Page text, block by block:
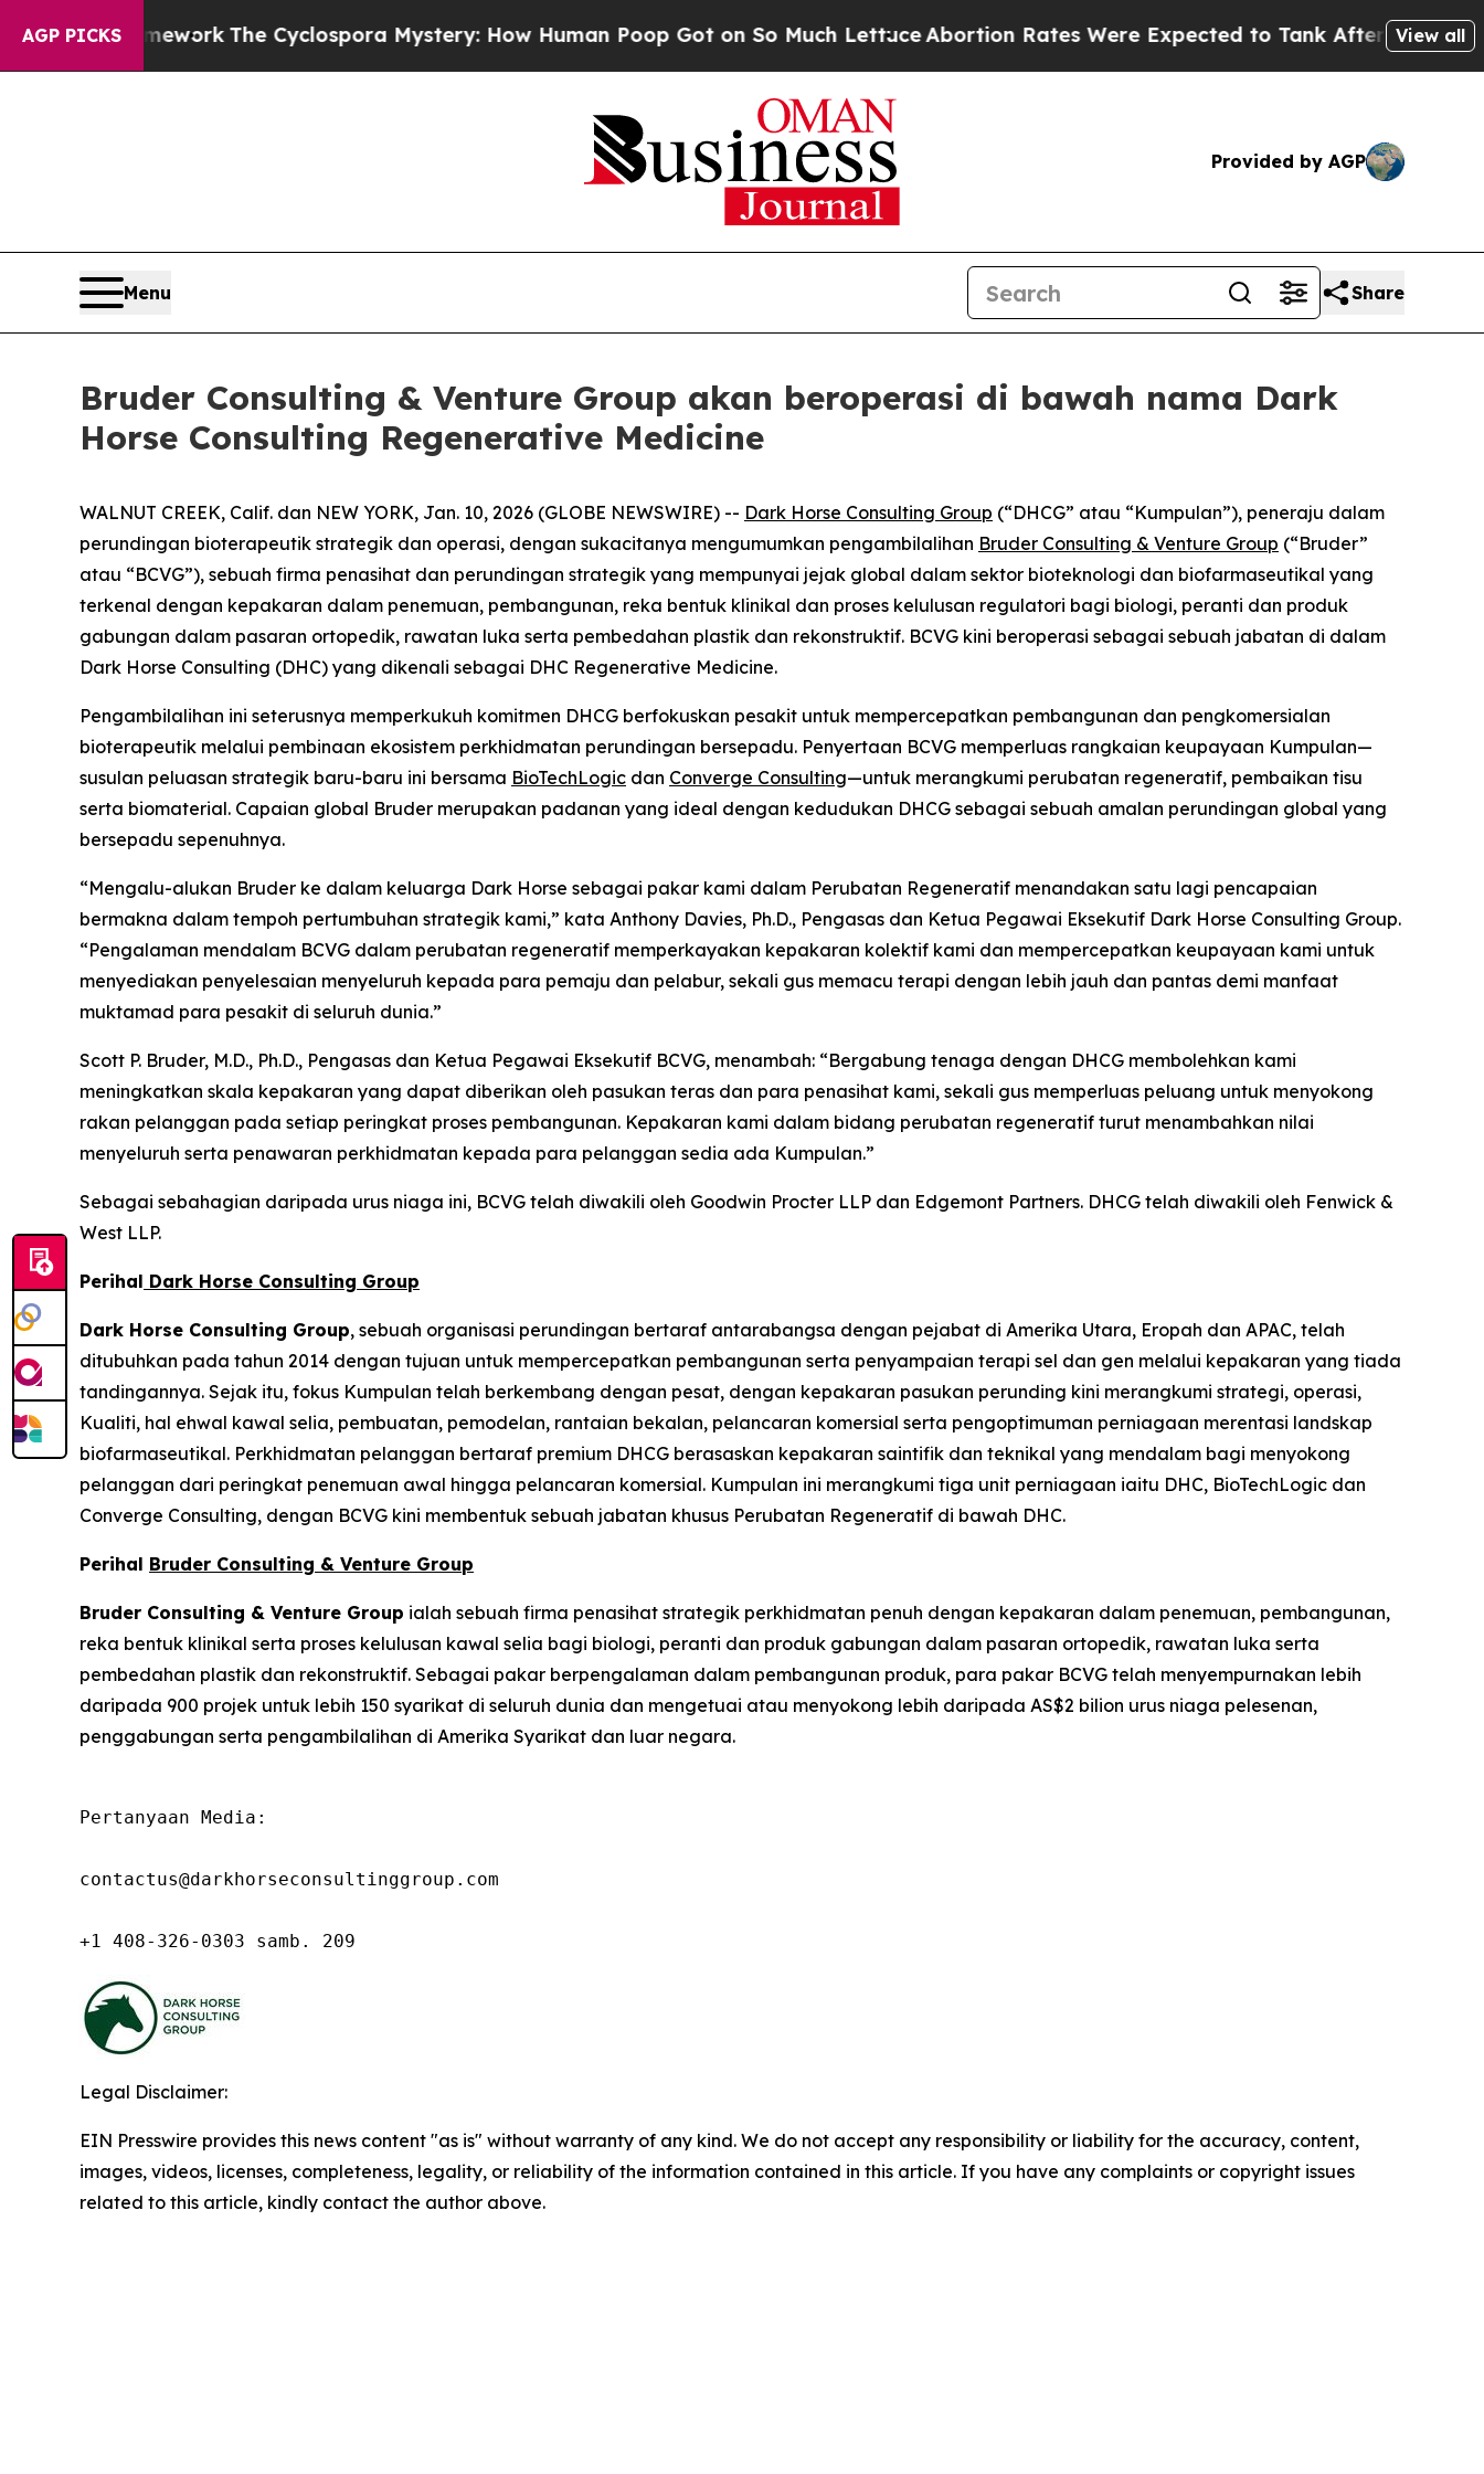
AGP PICKS
Framework The Cyclospora Mystery: How Human Poop Got on So Much Lettuce Abortion Rates Were Expected to Tank After Roe v. Wade
View all
Provided by AGP
Menu Share
Bruder Consulting & Venture Group akan beroperasi di bawah nama Dark
Horse Consulting Regenerative Medicine
WALNUT CREEK, Calif. dan NEW YORK, Jan. 10, 2026 (GLOBE NEWSWIRE) -- Dark Horse Consulting Group (“DHCG” atau “Kumpulan”), peneraju dalam
perundingan bioterapeutik strategik dan operasi, dengan sukacitanya mengumumkan pengambilalihan Bruder Consulting & Venture Group (“Bruder”
atau “BCVG”), sebuah firma penasihat dan perundingan strategik yang mempunyai jejak global dalam sektor bioteknologi dan biofarmaseutikal yang
terkenal dengan kepakaran dalam penemuan, pembangunan, reka bentuk klinikal dan proses kelulusan regulatori bagi biologi, peranti dan produk
gabungan dalam pasaran ortopedik, rawatan luka serta pembedahan plastik dan rekonstruktif. BCVG kini beroperasi sebagai sebuah jabatan di dalam
Dark Horse Consulting (DHC) yang dikenali sebagai DHC Regenerative Medicine.
Pengambilalihan ini seterusnya memperkukuh komitmen DHCG berfokuskan pesakit untuk mempercepatkan pembangunan dan pengkomersialan
bioterapeutik melalui pembinaan ekosistem perkhidmatan perundingan bersepadu. Penyertaan BCVG memperluas rangkaian keupayaan Kumpulan—
susulan peluasan strategik baru-baru ini bersama BioTechLogic dan Converge Consulting—untuk merangkumi perubatan regeneratif, pembaikan tisu
serta biomaterial. Capaian global Bruder merupakan padanan yang ideal dengan kedudukan DHCG sebagai sebuah amalan perundingan global yang
bersepadu sepenuhnya.
“Mengalu-alukan Bruder ke dalam keluarga Dark Horse sebagai pakar kami dalam Perubatan Regeneratif menandakan satu lagi pencapaian
bermakna dalam tempoh pertumbuhan strategik kami,” kata Anthony Davies, Ph.D., Pengasas dan Ketua Pegawai Eksekutif Dark Horse Consulting Group.
“Pengalaman mendalam BCVG dalam perubatan regeneratif memperkayakan kepakaran kolektif kami dan mempercepatkan keupayaan kami untuk
menyediakan penyelesaian menyeluruh kepada para pemaju dan pelabur, sekali gus memacu terapi dengan lebih jauh dan pantas demi manfaat
muktamad para pesakit di seluruh dunia.”
Scott P. Bruder, M.D., Ph.D., Pengasas dan Ketua Pegawai Eksekutif BCVG, menambah: “Bergabung tenaga dengan DHCG membolehkan kami
meningkatkan skala kepakaran yang dapat diberikan oleh pasukan teras dan para penasihat kami, sekali gus memperluas peluang untuk menyokong
rakan pelanggan pada setiap peringkat proses pembangunan. Kepakaran kami dalam bidang perubatan regeneratif turut menambahkan nilai
menyeluruh serta penawaran perkhidmatan kepada para pelanggan sedia ada Kumpulan.”
Sebagai sebahagian daripada urus niaga ini, BCVG telah diwakili oleh Goodwin Procter LLP dan Edgemont Partners. DHCG telah diwakili oleh Fenwick &
West LLP.
Perihal Dark Horse Consulting Group
Dark Horse Consulting Group, sebuah organisasi perundingan bertaraf antarabangsa dengan pejabat di Amerika Utara, Eropah dan APAC, telah
ditubuhkan pada tahun 2014 dengan tujuan untuk mempercepatkan pembangunan serta penyampaian terapi sel dan gen melalui kepakaran yang tiada
tandingannya. Sejak itu, fokus Kumpulan telah berkembang dengan pesat, dengan kepakaran pasukan perunding kini merangkumi strategi, operasi,
Kualiti, hal ehwal kawal selia, pembuatan, pemodelan, rantaian bekalan, pelancaran komersial serta pengoptimuman perniagaan merentasi landskap
biofarmaseutikal. Perkhidmatan pelanggan bertaraf premium DHCG berasaskan kepakaran saintifik dan teknikal yang mendalam bagi menyokong
pelanggan dari peringkat penemuan awal hingga pelancaran komersial. Kumpulan ini merangkumi tiga unit perniagaan iaitu DHC, BioTechLogic dan
Converge Consulting, dengan BCVG kini membentuk sebuah jabatan khusus Perubatan Regeneratif di bawah DHC.
Perihal Bruder Consulting & Venture Group
Bruder Consulting & Venture Group ialah sebuah firma penasihat strategik perkhidmatan penuh dengan kepakaran dalam penemuan, pembangunan,
reka bentuk klinikal serta proses kelulusan kawal selia bagi biologi, peranti dan produk gabungan dalam pasaran ortopedik, rawatan luka serta
pembedahan plastik dan rekonstruktif. Sebagai pakar berpengalaman dalam pembangunan produk, para pakar BCVG telah menyempurnakan lebih
daripada 900 projek untuk lebih 150 syarikat di seluruh dunia dan mengetuai atau menyokong lebih daripada AS$2 bilion urus niaga pelesenan,
penggabungan serta pengambilalihan di Amerika Syarikat dan luar negara.
Pertanyaan Media:
contactus@darkhorseconsultinggroup.com
+1 408-326-0303 samb. 209
Legal Disclaimer:
EIN Presswire provides this news content "as is" without warranty of any kind. We do not accept any responsibility or liability for the accuracy, content,
images, videos, licenses, completeness, legality, or reliability of the information contained in this article. If you have any complaints or copyright issues
related to this article, kindly contact the author above.